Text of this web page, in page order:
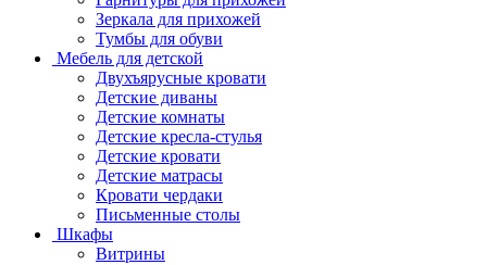
Зеркала для прихожей
Тумбы для обуви
Мебель для детской
Двухъярусные кровати
Детские диваны
Детские комнаты
Детские кресла-стулья
Детские кровати
Детские матрасы
Кровати чердаки
Письменные столы
Шкафы
Витрины